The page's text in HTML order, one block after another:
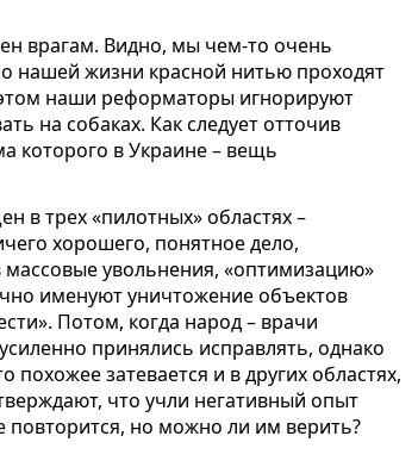
врагам. Видно, мы чем-то очень
нашей жизни красной нитью проходят
наши реформаторы игнорируют
на собаках. Как следует отточив
которого в Украине – вещь
в трех «пилотных» областях –
хорошего, понятное дело,
увольнения, «оптимизацию»
именуют уничтожение объектов
Потом, когда народ – врачи
принялись исправлять, однако
похожее затевается и в других областях,
что учли негативный опыт
но можно ли им верить?